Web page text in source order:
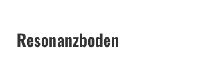
Resonanzboden